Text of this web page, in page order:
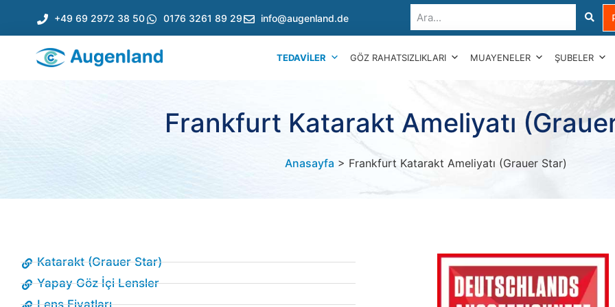
+49 69 2972 38 50 0176 3261 89 29 info@augenland.de
TEDAVILER GÖZ RAHATSIZLIKLARI MUAYENELER ŞUBELER
Frankfurt Katarakt Ameliyatı
Anasayfa > Frankfurt Katarakt Ameliyatı (Grauer Star)
Katarakt (Grauer Star)
Yapay Göz İçi Lensler
Lens Fiyatları